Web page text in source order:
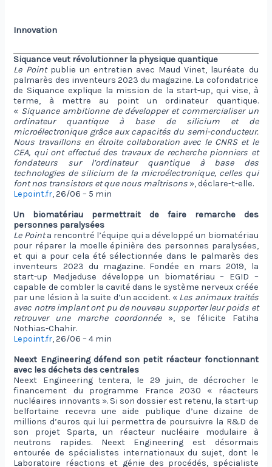
Innovation
Siquance veut révolutionner la physique quantique
Le Pointpublie un entretien avec Maud Vinet, lauréate du
palmarès des inventeurs 2023 du magazine. La cofondatrice
de Siquance explique la mission de la start-up, qui vise, à
terme, à mettre au point un ordinateur quantique.
« Siquance ambitionne de développer et commercialiser un
ordinateur quantique à base de silicium et de
microélectronique grâce aux capacités du semi-conducteur.
Nous travaillons en étroite collaboration avec le CNRS et le
CEA, qui ont effectué des travaux de recherche pionniers et
fondateurs sur l’ordinateur quantique à base des
technologies de silicium de la microélectronique, celles qui
font nos transistors et que nous maîtrisons », déclare-t-elle.
Lepoint.fr, 26/06 – 5 min
Un biomatériau permettrait de faire remarche des
personnes paralysées
Le Pointa rencontré l’équipe qui a développé un biomatériau
pour réparer la moelle épinière des personnes paralysées,
et qui a pour cela été sélectionnée dans le palmarès des
inventeurs 2023 du magazine. Fondée en mars 2019, la
start-up Medjeduse développe un biomatériau – EGID –
capable de combler la cavité dans le système nerveux créée
par une lésion à la suite d’un accident. « Les animaux traités
avec notre implant ont pu de nouveau supporter leur poids et
retrouver une marche coordonnée», se félicite Fatiha
Nothias-Chahir.
Lepoint.fr, 26/06 – 4 min
Neext Engineering défend son petit réacteur fonctionnant
avec les déchets des centrales
Neext Engineering tentera, le 29 juin, de décrocher le
financement du programme France 2030 « réacteurs
nucléaires innovants ». Si son dossier est retenu, la start-up
belfortaine recevra une aide publique d’une dizaine de
millions d’euros qui lui permettra de poursuivre la R&D de
son projet Sparta, un réacteur nucléaire modulaire à
neutrons rapides. Neext Engineering est désormais
entourée de spécialistes internationaux du sujet, dont le
Laboratoire réactions et génie des procédés, spécialiste